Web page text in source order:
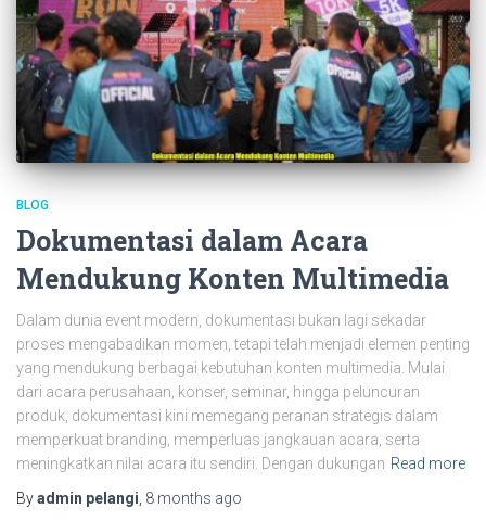
BLOG
Dokumentasi dalam Acara
Mendukung Konten Multimedia
Dalam dunia event modern, dokumentasi bukan lagi sekadar
proses mengabadikan momen, tetapi telah menjadi elemen penting
yang mendukung berbagai kebutuhan konten multimedia. Mulai
dari acara perusahaan, konser, seminar, hingga peluncuran
produk, dokumentasi kini memegang peranan strategis dalam
memperkuat branding, memperluas jangkauan acara, serta
meningkatkan nilai acara itu sendiri. Dengan dukungan Read more
Byadmin pelangi, 8 months ago